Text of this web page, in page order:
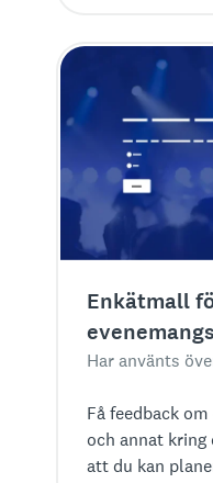
samarbetet.
Enkätmall
Har använts
Få feedback
och annat kring
att du kan